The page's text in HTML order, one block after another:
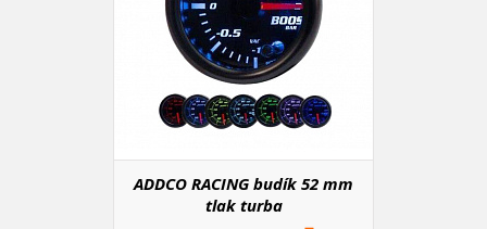
ADDCO RACING budík 52 mm
tlak turba